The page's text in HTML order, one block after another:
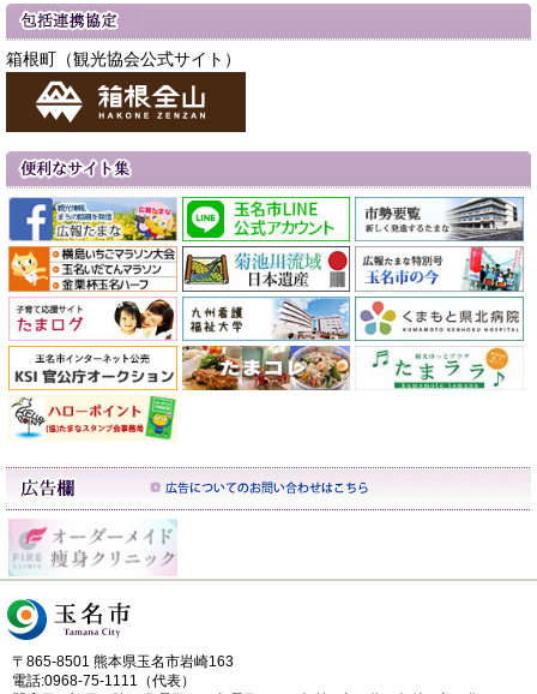
箱根町（観光協会公式サイト）
〒865-8501 熊本県玉名市岩崎163
電話:0968-75-1111（代表）